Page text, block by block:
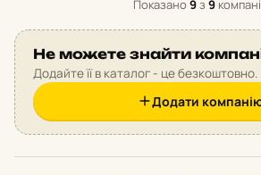
Показано 9з 9
Не можете знайти
Додайте її в каталог - це безкоштовно.
Додати